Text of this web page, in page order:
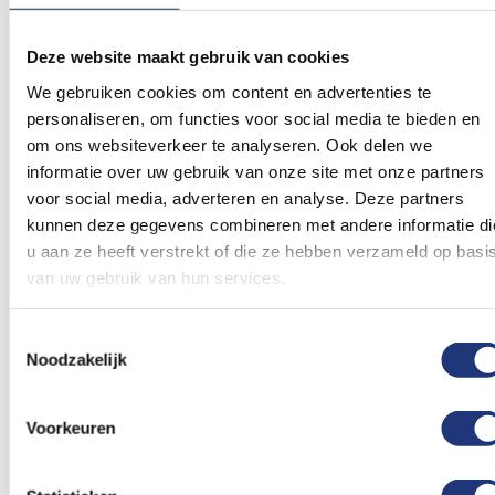
Deze website maakt gebruik van cookies
We gebruiken cookies om content en advertenties te
personaliseren, om functies voor social media te bieden en
om ons websiteverkeer te analyseren. Ook delen we
informatie over uw gebruik van onze site met onze partners
voor social media, adverteren en analyse. Deze partners
kunnen deze gegevens combineren met andere informatie
u aan ze heeft verstrekt of die ze hebben verzameld op
van uw gebruik van hun services.
Noodzakelijk
Voorkeuren
Snel geleverd
Gereviewd door Verhagen
Gepost op24-08-2022
100%
Super
Prima vlag voor op de tent
Schrijf een beoordeling